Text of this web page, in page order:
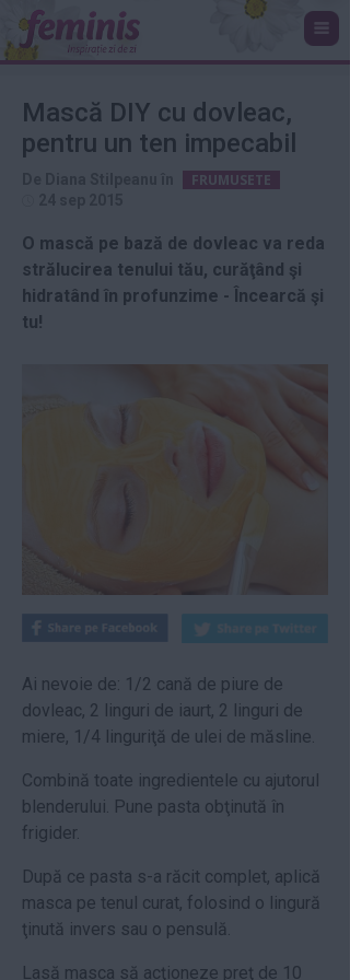
Mască DIY cu dovleac,
pentru un ten impecabil
FRUMUSETE
O mască pe bază de dovleac va reda
strălucirea tenului tău, curăţând şi
hidratând în profunzime - Încearcă şi
tu!
Ai nevoie de: 1/2 cană de piure de
dovleac, 2 linguri de iaurt, 2 linguri de
miere, 1/4 linguriţă de ulei de măsline.
Combină toate ingredientele cu ajutorul
blenderului. Pune pasta obţinută în
frigider.
După ce pasta s-a răcit complet, aplică
masca pe tenul curat, folosind o lingură
ţinută invers sau o pensulă.
Lasă masca să acţioneze preţ de 10